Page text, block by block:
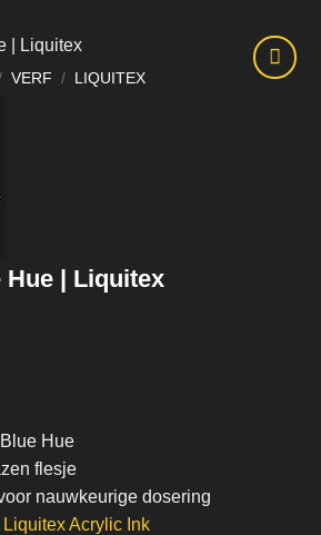
VERF / LIQUITEX
| Liquitex
Hue
flesje
nauwkeurige dosering
Acrylic Ink